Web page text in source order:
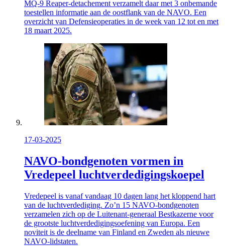
MQ-9 Reaper-detachement verzamelt daar met 3 onbemande
toestellen informatie aan de oostflank van de NAVO. Een
overzicht van Defensieoperaties in de week van 12 tot en met
18 maart 2025.
17-03-2025
NAVO-bondgenoten vormen in
Vredepeel luchtverdedigingskoepel
Vredepeel is vanaf vandaag 10 dagen lang het kloppend hart
van de luchtverdediging. Zo’n 15 NAVO-bondgenoten
verzamelen zich op de Luitenant-generaal Bestkazerne voor
de grootste luchtverdedigingsoefening van Europa. Een
noviteit is de deelname van Finland en Zweden als nieuwe
NAVO-lidstaten.